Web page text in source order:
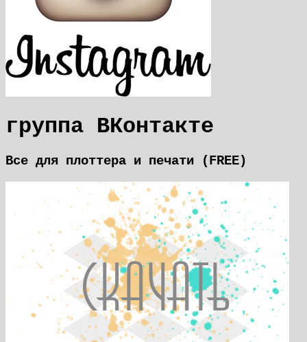
группа ВКонтакте
Все для плоттера и печати (FREE)